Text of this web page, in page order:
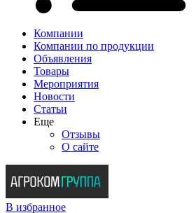
Компании
Компании по продукции
Объявления
Товары
Мероприятия
Новости
Статьи
Еще
Отзывы
О сайте
В избранное